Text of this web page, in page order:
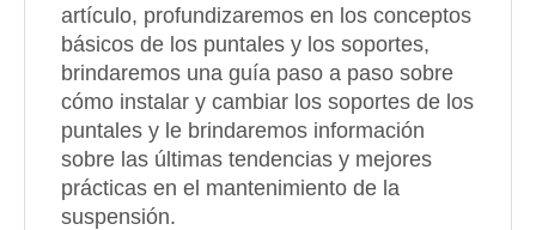
artículo, profundizaremos en los conceptos
básicos de los puntales y los soportes,
brindaremos una guía paso a paso sobre
cómo instalar y cambiar los soportes de los
puntales y le brindaremos información
sobre las últimas tendencias y mejores
prácticas en el mantenimiento de la
suspensión.